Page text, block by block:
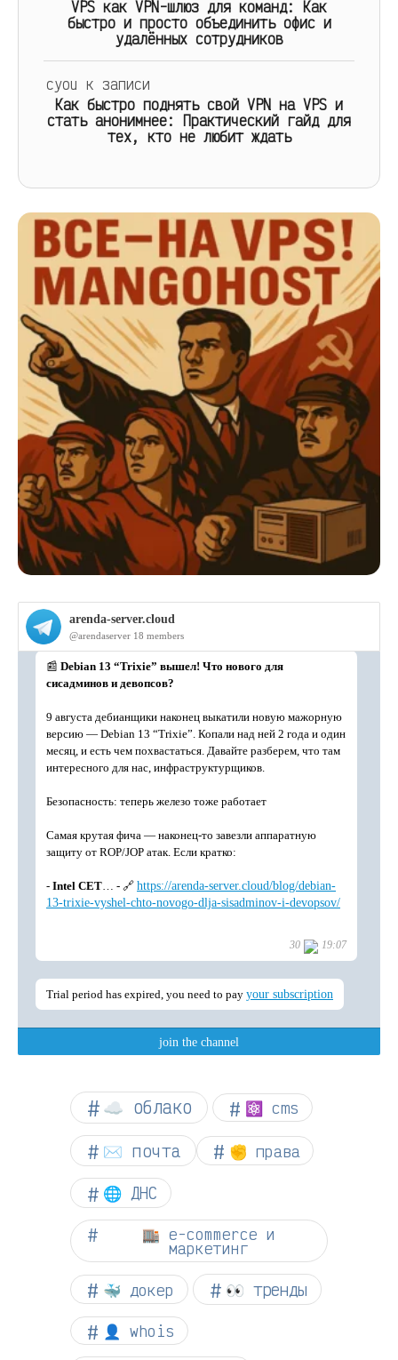
VPS как VPN-шлюз для команд: Как
быстро и просто объединить офис и
удалённых сотрудников
cyou к записи
Как быстро поднять свой VPN на VPS и
стать анонимнее: Практический гайд для
тех, кто не любит ждать
☁︎ облако ⚛ cms
✉️ почта ✊ права
🌐 ДНС
🏬 e-commerce и
маркетинг
🐳 докер 👀 тренды
👤 whois